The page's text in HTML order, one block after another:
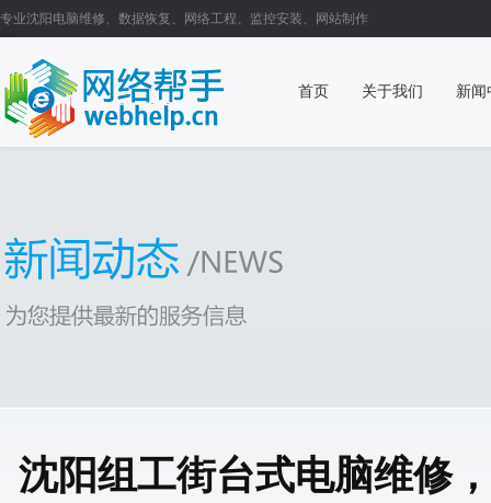
专业沈阳电脑维修、数据恢复、网络工程、监控安装、网站制作
首页 关于我们 新闻
沈阳组工街台式电脑维修